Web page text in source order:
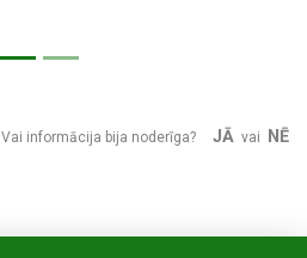
Vai informācija bija noderīga? JĀ vai NĒ